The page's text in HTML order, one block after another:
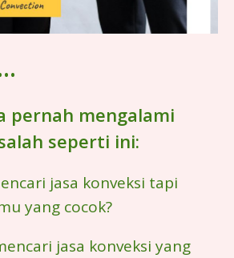
pernah mengalami
seperti ini:
jasa konveksi tapi
yang cocok?
jasa konveksi yang